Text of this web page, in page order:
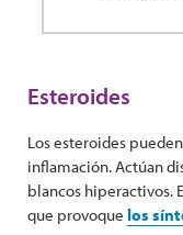
Esteroides
Los esteroides
inflamación. Actúan
blancos hiperactivos.
que provoque los